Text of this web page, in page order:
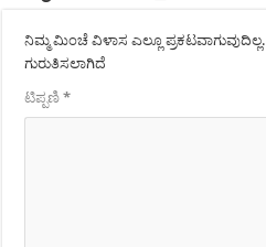
ನಿಮ್ಮ ಮಿಂಚೆ ವಿಳಾಸ ಎಲ್ಲೂ ಪ್ರಕಟವಾಗುವುದಿಲ್ಲ.
ಗುರುತಿಸಲಾಗಿದೆ
ಟಿಪ್ಪಣಿ*